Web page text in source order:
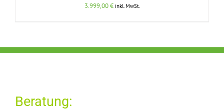
3.999,00€ inkl. MwSt.
Beratung: